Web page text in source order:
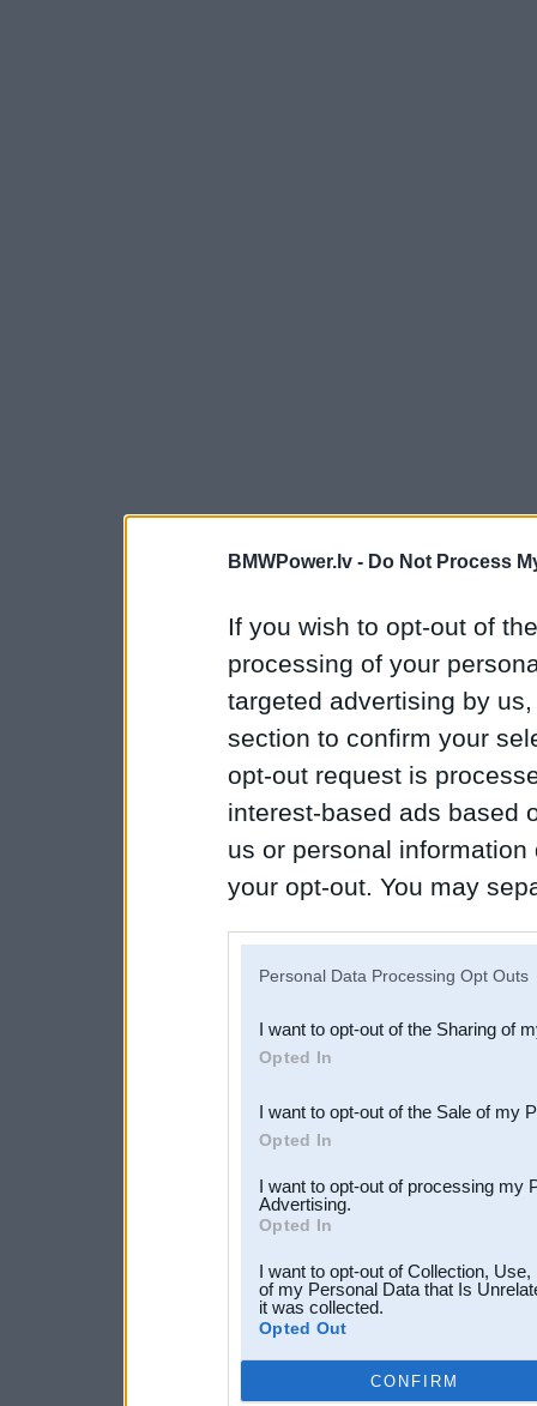
BMWPower.lv - Do Not Process
If you wish to opt-out of
processing of your
targeted advertising by
section to confirm your
opt-out request is
interest-based ads based
us or personal
your opt-out. You may
Downstream Participants
third parties.
Personal Data Processing Opt Outs
I want to opt-out of the Sharing of
Opted In
I want to opt-out of the Sale of my
Opted In
I want to opt-out of processing my
Advertising.
Opted In
I want to opt-out of Collection,
of my Personal Data that Is
it was collected.
Opted Out
CONFIRM